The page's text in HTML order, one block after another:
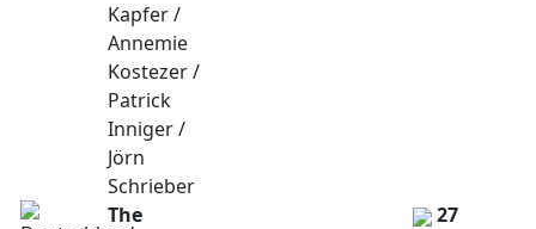
Kapfer /
Annemie
Kostezer /
Patrick
Inniger /
Jörn
Schrieber
The
27